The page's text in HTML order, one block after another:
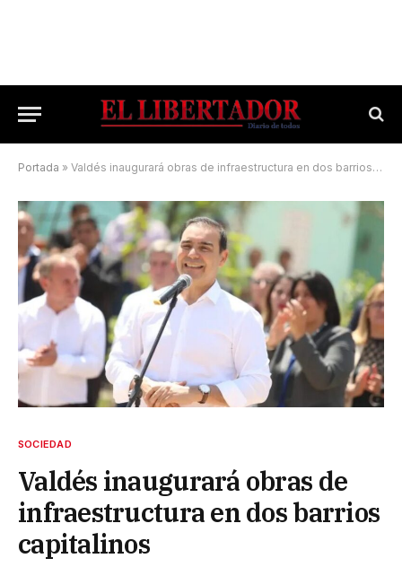
Portada » Valdés inaugurará obras de infraestructura en dos barrios capitalinos
SOCIEDAD
Valdés inaugurará obras de
infraestructura en dos barrios
capitalinos